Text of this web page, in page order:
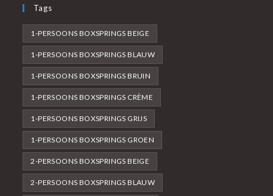
Tags
1-PERSOONS BOXSPRINGS BEIGE
1-PERSOONS BOXSPRINGS BLAUW
1-PERSOONS BOXSPRINGS BRUIN
1-PERSOONS BOXSPRINGS CRÈME
1-PERSOONS BOXSPRINGS GRIJS
1-PERSOONS BOXSPRINGS GROEN
2-PERSOONS BOXSPRINGS BEIGE
2-PERSOONS BOXSPRINGS BLAUW